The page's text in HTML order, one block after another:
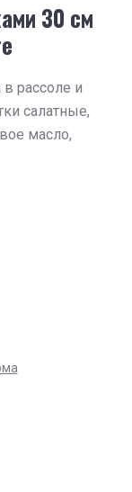
30 см
рассоле и
салатные,
масло,